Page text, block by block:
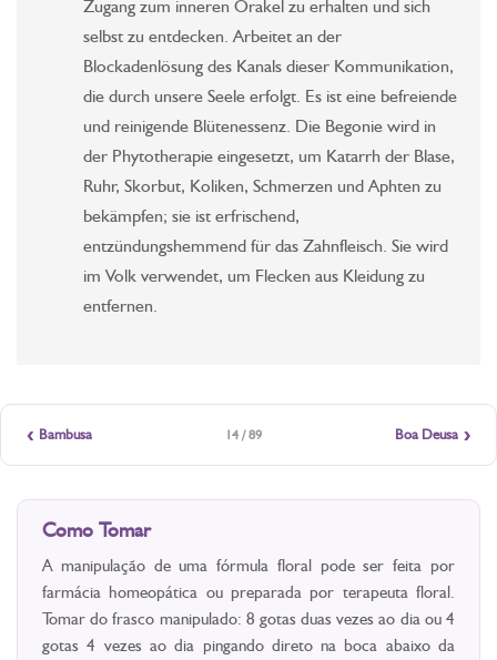
Zugang zum inneren Orakel zu erhalten und sich
selbst zu entdecken. Arbeitet an der
Blockadenlösung des Kanals dieser Kommunikation,
die durch unsere Seele erfolgt. Es ist eine befreiende
und reinigende Blütenessenz. Die Begonie wird in
der Phytotherapie eingesetzt, um Katarrh der Blase,
Ruhr, Skorbut, Koliken, Schmerzen und Aphten zu
bekämpfen; sie ist erfrischend,
entzündungshemmend für das Zahnfleisch. Sie wird
im Volk verwendet, um Flecken aus Kleidung zu
entfernen.
‹ Bambusa 14 / 89 Boa Deusa ›
Como Tomar
A manipulação de uma fórmula floral pode ser feita por
farmácia homeopática ou preparada por terapeuta floral.
Tomar do frasco manipulado: 8 gotas duas vezes ao dia ou 4
gotas 4 vezes ao dia pingando direto na boca abaixo da